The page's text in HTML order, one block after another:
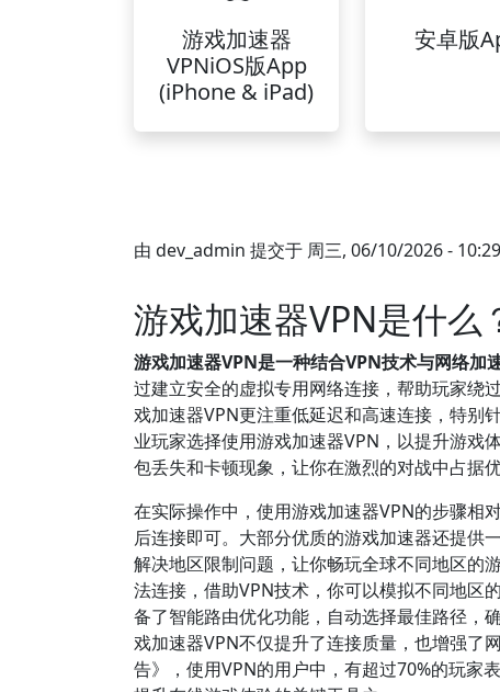
游戏加速器
VPNiOS版App
(iPhone & iPad)
安卓版
由 dev_admin 提交于 周三, 06/10/2026 - 10:29
游戏加速器VPN是什么
游戏加速器VPN是一种结合VPN技术与网络加
过建立安全的虚拟专用网络连接，帮助玩家绕
戏加速器VPN更注重低延迟和高速连接，特别
业玩家选择使用游戏加速器VPN，以提升游戏
包丢失和卡顿现象，让你在激烈的对战中占据优
在实际操作中，使用游戏加速器VPN的步骤相
后连接即可。大部分优质的游戏加速器还提供
解决地区限制问题，让你畅玩全球不同地区的
法连接，借助VPN技术，你可以模拟不同地区
备了智能路由优化功能，自动选择最佳路径，
戏加速器VPN不仅提升了连接质量，也增强了
告》，使用VPN的用户中，有超过70%的玩家